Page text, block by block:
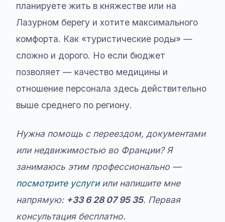
планируете жить в княжестве или на
Лазурном берегу и хотите максимального
комфорта. Как «туристические роды» —
сложно и дорого. Но если бюджет
позволяет — качество медицины и
отношение персонала здесь действительно
выше среднего по региону.
Нужна помощь с переездом, документами
или недвижимостью во Франции? Я
занимаюсь этим профессионально —
посмотрите услугиили напишите мне
напрямую: +33 6 28 07 95 35. Первая
консультация бесплатно.